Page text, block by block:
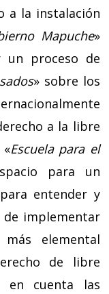
a la instalación
Mapuche»
proceso de
» sobre los
a la libre
Escuela para el
para un
entender y
implementar
elemental
de libre
en cuenta las